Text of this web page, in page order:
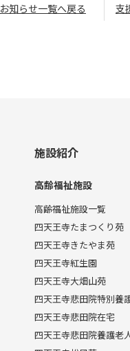
お知らせ一覧へ戻る 支
施設紹介
高齢福祉施設
高齢福祉施設一覧
四天王寺たまつくり苑
四天王寺きたやま苑
四天王寺紅生園
四天王寺大畑山苑
四天王寺悲田院特別養
四天王寺悲田院在宅
四天王寺悲田院養護老